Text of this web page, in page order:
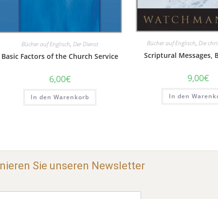
Bücher auf Englisch,Der Dienst
Basic Factors of the Church Service
6,00€
In den Warenkorb
Bücher auf Englisch,Die
Scriptural Messages,
9,00€
In den
Sie unseren Newsletter